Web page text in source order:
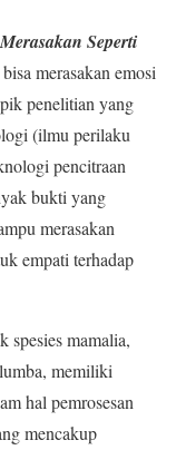
Seperti
merasakan emosi
penelitian yang
(ilmu perilaku
pencitraan
bukti yang
merasakan
empati terhadap
spesies mamalia,
memiliki
hal pemrosesan
mencakup